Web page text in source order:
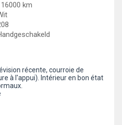
km
récente, courroie de
à l'appui). Intérieur en bon état